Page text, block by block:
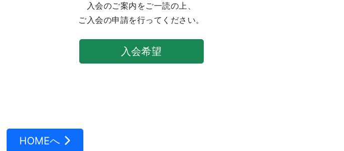
入会のご案内をご一読の上、
ご入会の申請を行ってください。
入会希望
HOMEへ